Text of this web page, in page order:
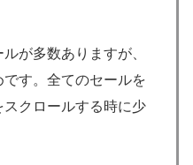
が多数ありますが、
す。全てのセールを
クロールする時に少